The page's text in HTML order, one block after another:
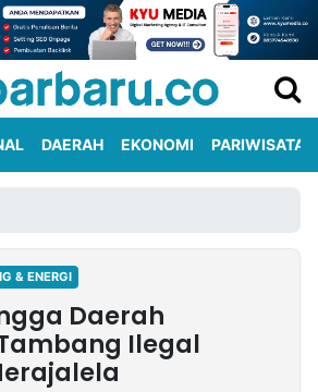
DAERAH EKONOMI PARIWISATA
& ENERGI
Daerah
Ilegal